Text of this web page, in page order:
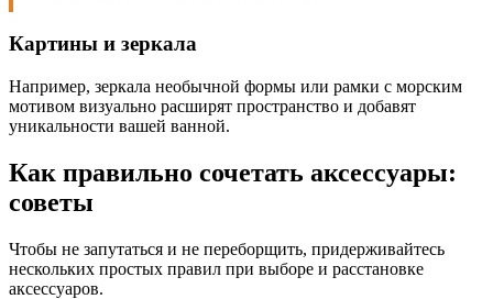
Картины и зеркала
Например, зеркала необычной формы или рамки с морским
мотивом визуально расширят пространство и добавят
уникальности вашей ванной.
Как правильно сочетать аксессуары:
советы
Чтобы не запутаться и не переборщить, придерживайтесь
нескольких простых правил при выборе и расстановке
аксессуаров.